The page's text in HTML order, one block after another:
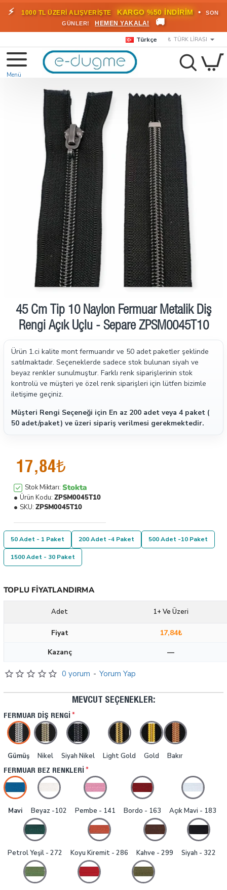
⚡ 1000 TL ÜZERİ ALIŞVERİŞTE KARGO %50 İNDİRİM •
SON
GÜNLER!
HEMEN YAKALA! 🚚
Türkçe ₺ TÜRK LIRASI
45 Cm Tip 10 Naylon Fermuar Metalik Diş
Rengi Açık Uçlu - Separe ZPSM0045T10
Ürün 1.ci kalite mont fermuarıdır ve 50 adet paketler şeklinde
satılmaktadır. Seçeneklerde sadece stok bulunan siyah ve
beyaz renkler sunulmuştur. Farklı renk siparişlerinin stok
kontrolü ve müşteri ye özel renk siparişleri için lütfen bizimle
iletişime geçiniz.
Müşteri Rengi Seçeneği için En az 200 adet veya 4 paket (
50 adet/paket) ve üzeri sipariş verilmesi gerekmektedir.
0 yorum - Yorum Yap
17,84₺
Stok Miktarı: Stokta
Ürün Kodu: ZPSM0045T10
SKU: ZPSM0045T10
50 Adet - 1 Paket 200 Adet -4 Paket 500 Adet -10 Paket
1500 Adet - 30 Paket
MEVCUT SEÇENEKLER:
FERMUAR DIŞ RENGI
Gümüş Nikel Siyah Nikel Light Gold Gold Bakır
FERMUAR BEZ RENKLERI
Mavi Beyaz -102 Pembe - 141 Bordo - 163 Açık Mavi - 183
Petrol Yeşil - 272 Koyu Kiremit - 286 Kahve - 299 Siyah - 322
TOPLU FIYATLANDIRMA
Adet 1+ Ve Üzeri
Fiyat
17,84₺
Kazanç
—